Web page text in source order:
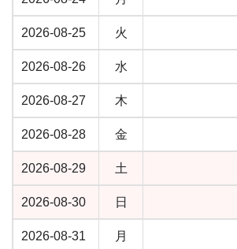
2026-08-25 火
2026-08-26 水
2026-08-27 木
2026-08-28 金
2026-08-29 土
2026-08-30 日
2026-08-31 月